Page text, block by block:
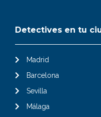
Detectives en tu
Madrid
Barcelona
Sevilla
Málaga